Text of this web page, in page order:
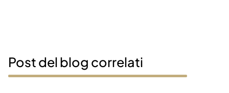
Post del blog correlati